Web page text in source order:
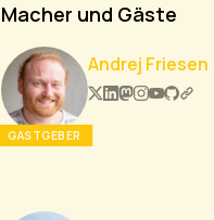
Macher und Gäste
GASTGEBER
Andrej Friesen